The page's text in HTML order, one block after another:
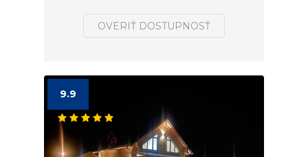
OVERIŤ DOSTUPNOSŤ
9.9